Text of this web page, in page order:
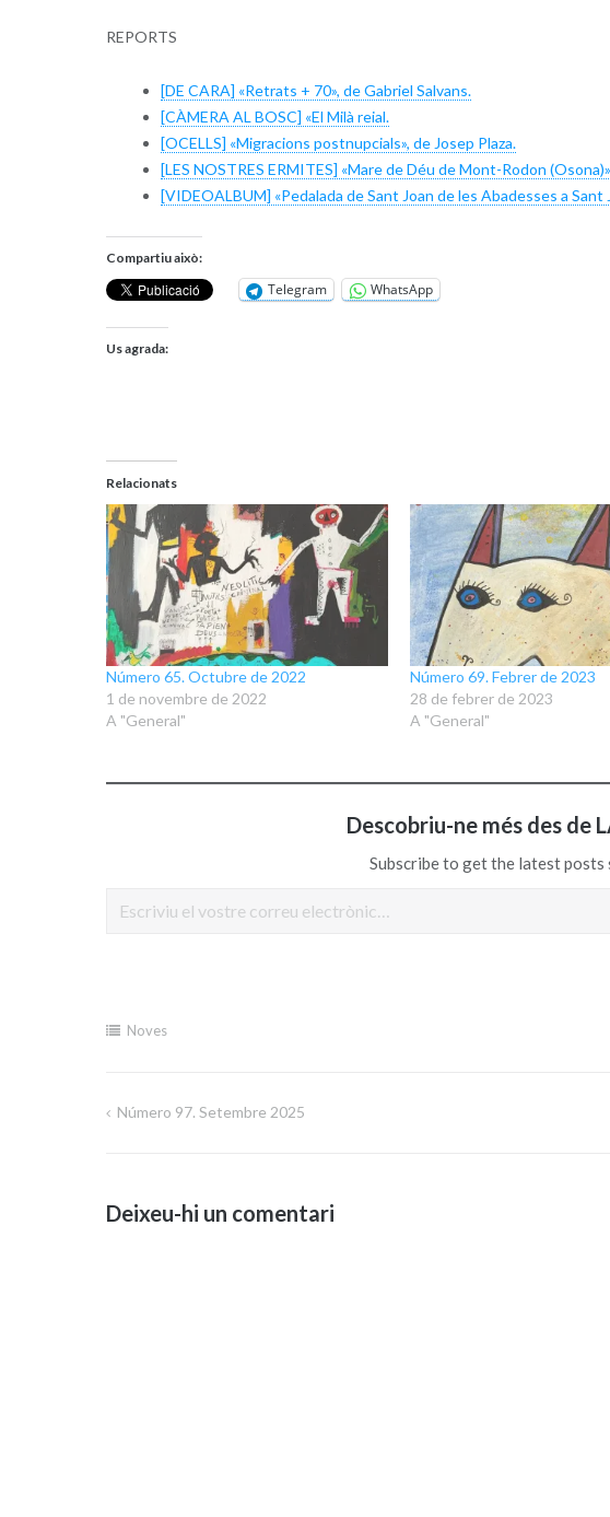
REPORTS
[DE CARA] «Retrats + 70», de Gabriel Salvans.
[CÀMERA AL BOSC] «El Milà reial.
[OCELLS] «Migracions postnupcials», de Josep Plaza.
[LES NOSTRES ERMITES] «Mare de Déu de Mont-Rodon
[VIDEOALBUM] «Pedalada de Sant Joan de les Abadesses a Sant
Compartiu això:
Telegram WhatsApp
Us agrada:
Relacionats
Número 65. Octubre de 2022
1 de novembre de 2022
A "General"
Número 69. Febrer de 2023
28 de febrer de 2023
A "General"
Descobriu-ne més des de
Subscribe to get the latest posts
Noves
Navegació
Número 97. Setembre 2025
Deixeu-hi un comentari